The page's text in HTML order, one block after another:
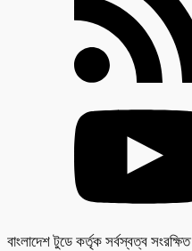
বাংলাদেশ টুডে কর্তৃক সর্বস্বত্ব